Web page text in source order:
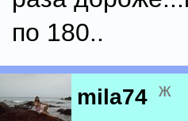
по 180..
mila74 ж